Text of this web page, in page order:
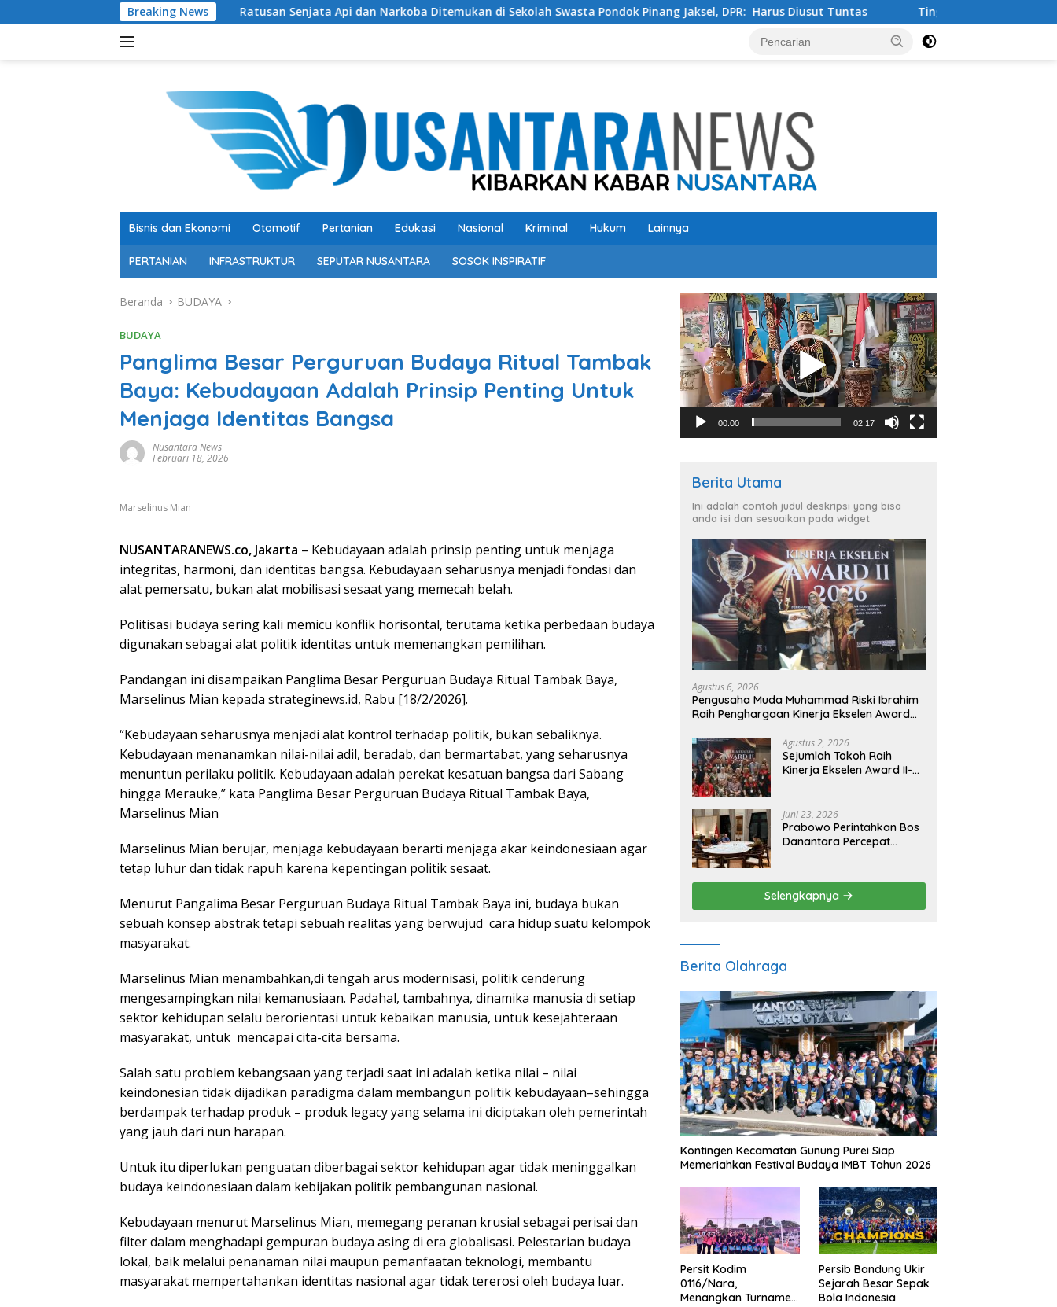
ke
Breaking News
Ratusan Senjata Api dan Narkoba Ditemukan di Sekolah Swasta Pondok Pinang Jaksel, DPR: Harus Diusut Tuntas Tingkatkan Kualitas Pendidikan , PT IMIP
Bisnis dan Ekonomi Otomotif Pertanian Edukasi Nasional Kriminal Hukum Lainnya
PERTANIAN INFRASTRUKTUR SEPUTAR NUSANTARA SOSOK INSPIRATIF
Beranda BUDAYA
BUDAYA
Panglima Besar Perguruan Budaya Ritual Tambak
Baya: Kebudayaan Adalah Prinsip Penting Untuk
Menjaga Identitas Bangsa
Nusantara News
Februari 18, 2026
Marselinus Mian
NUSANTARANEWS.co, Jakarta – Kebudayaan adalah prinsip penting untuk menjaga
integritas, harmoni, dan identitas bangsa. Kebudayaan seharusnya menjadi fondasi dan
alat pemersatu, bukan alat mobilisasi sesaat yang memecah belah.
Politisasi budaya sering kali memicu konflik horisontal, terutama ketika perbedaan budaya
digunakan sebagai alat politik identitas untuk memenangkan pemilihan.
Pandangan ini disampaikan Panglima Besar Perguruan Budaya Ritual Tambak Baya,
Marselinus Mian kepada strateginews.id, Rabu [18/2/2026].
“Kebudayaan seharusnya menjadi alat kontrol terhadap politik, bukan sebaliknya.
Kebudayaan menanamkan nilai-nilai adil, beradab, dan bermartabat, yang seharusnya
menuntun perilaku politik. Kebudayaan adalah perekat kesatuan bangsa dari Sabang
hingga Merauke,” kata Panglima Besar Perguruan Budaya Ritual Tambak Baya,
Marselinus Mian
Marselinus Mian berujar, menjaga kebudayaan berarti menjaga akar keindonesiaan agar
tetap luhur dan tidak rapuh karena kepentingan politik sesaat.
Menurut Pangalima Besar Perguruan Budaya Ritual Tambak Baya ini, budaya bukan
sebuah konsep abstrak tetapi sebuah realitas yang berwujud cara hidup suatu kelompok
masyarakat.
Marselinus Mian menambahkan,di tengah arus modernisasi, politik cenderung
mengesampingkan nilai kemanusiaan. Padahal, tambahnya, dinamika manusia di setiap
sektor kehidupan selalu berorientasi untuk kebaikan manusia, untuk kesejahteraan
masyarakat, untuk mencapai cita-cita bersama.
Salah satu problem kebangsaan yang terjadi saat ini adalah ketika nilai – nilai
keindonesian tidak dijadikan paradigma dalam membangun politik kebudayaan–sehingga
berdampak terhadap produk – produk legacy yang selama ini diciptakan oleh pemerintah
yang jauh dari nun harapan.
Untuk itu diperlukan penguatan diberbagai sektor kehidupan agar tidak meninggalkan
budaya keindonesiaan dalam kebijakan politik pembangunan nasional.
Kebudayaan menurut Marselinus Mian, memegang peranan krusial sebagai perisai dan
filter dalam menghadapi gempuran budaya asing di era globalisasi. Pelestarian budaya
lokal, baik melalui penanaman nilai maupun pemanfaatan teknologi, membantu
masyarakat mempertahankan identitas nasional agar tidak tererosi oleh budaya luar.
Pemutar
Video
00:00 02:17
Berita Utama
Ini adalah contoh judul deskripsi yang bisa
anda isi dan sesuaikan pada widget
Agustus 6, 2026
Pengusaha Muda Muhammad Riski Ibrahim
Raih Penghargaan Kinerja Ekselen Award
Agustus 2, 2026
Sejumlah Tokoh Raih
Kinerja Ekselen Award II-
Juni 23, 2026
Prabowo Perintahkan Bos
Danantara Percepat
Ekonomi Baru
Selengkapnya
Berita Olahraga
Kontingen Kecamatan Gunung Purei Siap
Memeriahkan Festival Budaya IMBT Tahun 2026
Persit Kodim
0116/Nara,
Menangkan Turnamen
Persib Bandung Ukir
Sejarah Besar Sepak
Bola Indonesia